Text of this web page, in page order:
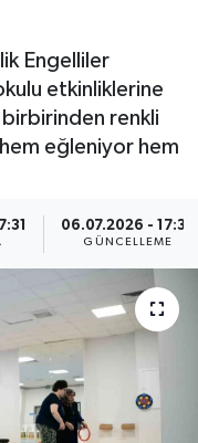
Engelliler
etkinliklerine
renkli
eğleniyor hem
06.07.2026 - 17:35
GÜNCELLEME